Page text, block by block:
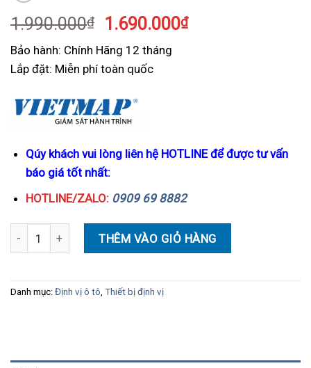
1.990.000₫ 1.690.000₫
Bảo hành: Chính Hãng 12 tháng
Lắp đặt: Miễn phí toàn quốc
Qúy khách vui lòng liên hệ HOTLINE để được tư vấn
báo giá tốt nhất:
HOTLINE/ZALO: 0909 69 8882
Định vị 4G Vietmap AT68 - Thiết bị giám sát hành trình hợp
THÊM VÀO GIỎ HÀNG
Danh mục:Định vị ô tô Thiết bị định vị